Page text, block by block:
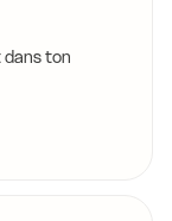
dans ton